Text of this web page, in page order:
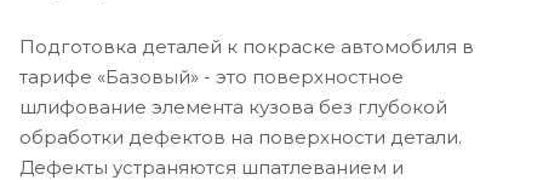
Подготовка деталей к покраске автомобиля в
тарифе «Базовый» - это поверхностное
шлифование элемента кузова без глубокой
обработки дефектов на поверхности детали.
Дефекты устраняются шпатлеванием и